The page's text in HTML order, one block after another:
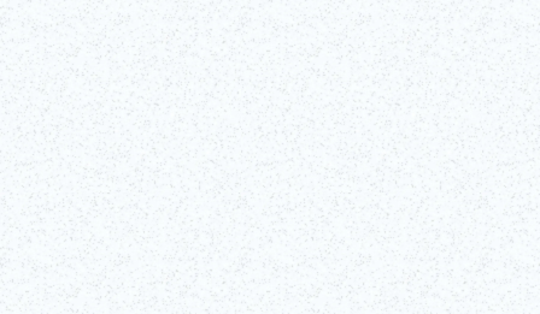
閱讀更多
Wed, Feb 4, 2026 - Mon, Dec 21, 2026
歌舞伎座展演廳（歌舞伎座大樓 5 樓）
取得門票！
（外部連結）
顯示全部